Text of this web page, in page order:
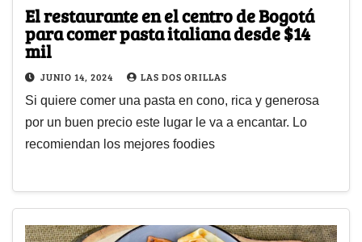
El restaurante en el centro de Bogotá
para comer pasta italiana desde $14
mil
JUNIO 14, 2024 LAS DOS ORILLAS
Si quiere comer una pasta en cono, rica y generosa
por un buen precio este lugar le va a encantar. Lo
recomiendan los mejores foodies